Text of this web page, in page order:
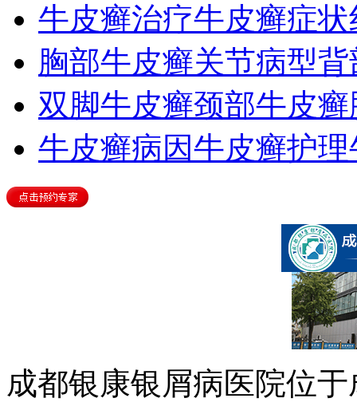
牛皮癣治疗牛皮癣症状
胸部牛皮癣关节病型背
双脚牛皮癣颈部牛皮癣
牛皮癣病因牛皮癣护理
成都银康银屑病医院位